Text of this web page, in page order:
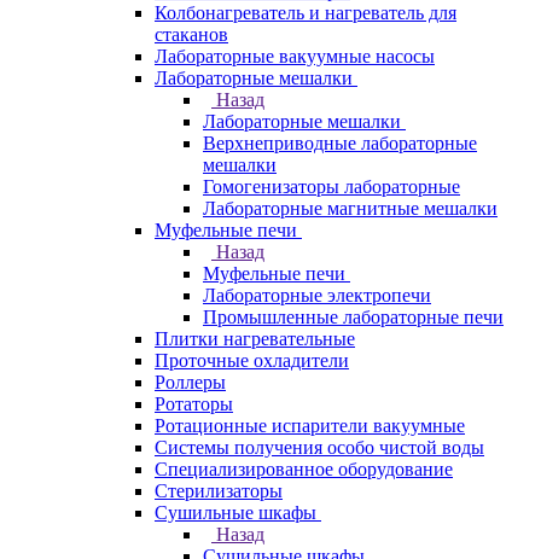
Колбонагреватель и нагреватель для
стаканов
Лабораторные вакуумные насосы
Лабораторные мешалки
Назад
Лабораторные мешалки
Верхнеприводные лабораторные
мешалки
Гомогенизаторы лабораторные
Лабораторные магнитные мешалки
Муфельные печи
Назад
Муфельные печи
Лабораторные электропечи
Промышленные лабораторные печи
Плитки нагревательные
Проточные охладители
Роллеры
Ротаторы
Ротационные испарители вакуумные
Системы получения особо чистой воды
Специализированное оборудование
Стерилизаторы
Сушильные шкафы
Назад